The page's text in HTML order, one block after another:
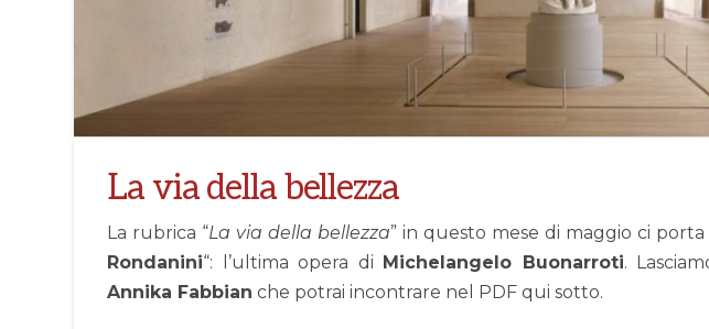
La via della bellezza
La rubrica “La via della bellezza” in questo mese di maggio ci porta
Rondanini“: l’ultima opera di Michelangelo Buonarroti.
Annika Fabbian che potrai incontrare nel PDF qui sotto.